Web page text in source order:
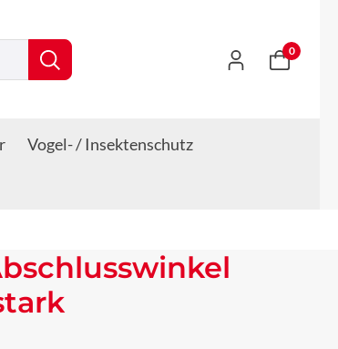
0
Vogel- / Insektenschutz